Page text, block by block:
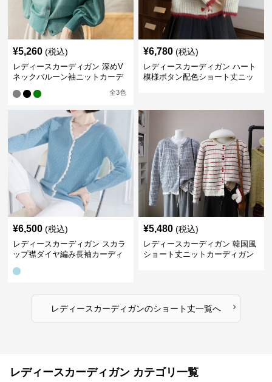
¥5,260 (税込)
レディースカーディガン 深めV
ネックバルーン袖ニットカーデ
全3色
¥6,780 (税込)
レディースカーディガン ハート
模様ボタン配色ショート丈ニッ
¥6,500 (税込)
レディースカーディガン スカラ
ップ襟ダイヤ編み長袖カーディ
¥5,480 (税込)
レディースカーディガン 韓国風
ショート丈ニットカーディガン
レディースカーディガンのショート丈一覧へ ›
レディースカーディガン カテゴリ一覧